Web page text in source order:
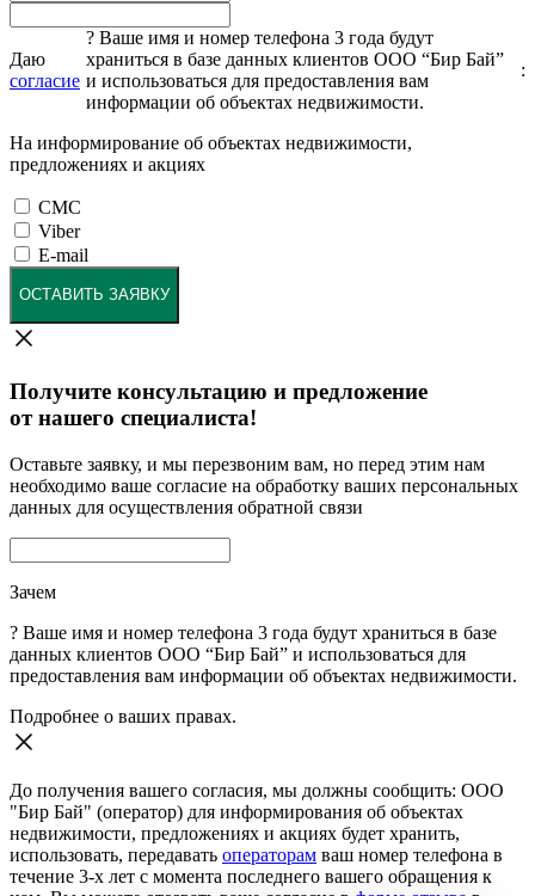
Даю
согласие
? Ваше имя и номер телефона 3 года будут
храниться в базе данных клиентов ООО “Бир Бай”
и использоваться для предоставления вам
информации об объектах недвижимости.
:
На информирование об объектах недвижимости,
предложениях и акциях
СМС
Viber
E-mail
ОСТАВИТЬ ЗАЯВКУ
Получите консультацию и предложение
от нашего специалиста!
Оставьте заявку, и мы перезвоним вам, но перед этим нам
необходимо ваше согласие на обработку ваших персональных
данных для осуществления обратной связи
Зачем
? Ваше имя и номер телефона 3 года будут храниться в базе
данных клиентов ООО “Бир Бай” и использоваться для
предоставления вам информации об объектах недвижимости.
Подробнее о ваших правах.
До получения вашего согласия, мы должны сообщить: ООО
"Бир Бай" (оператор) для информирования об объектах
недвижимости, предложениях и акциях будет хранить,
использовать, передавать операторам ваш номер телефона в
течение 3-х лет с момента последнего вашего обращения к